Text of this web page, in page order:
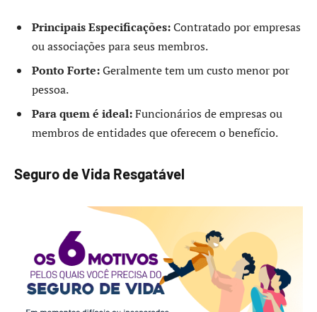
Principais Especificações:Contratado por empresas
ou associações para seus membros.
Ponto Forte:Geralmente tem um custo menor por
pessoa.
Para quem é ideal:Funcionários de empresas ou
membros de entidades que oferecem o benefício.
Seguro de Vida Resgatável